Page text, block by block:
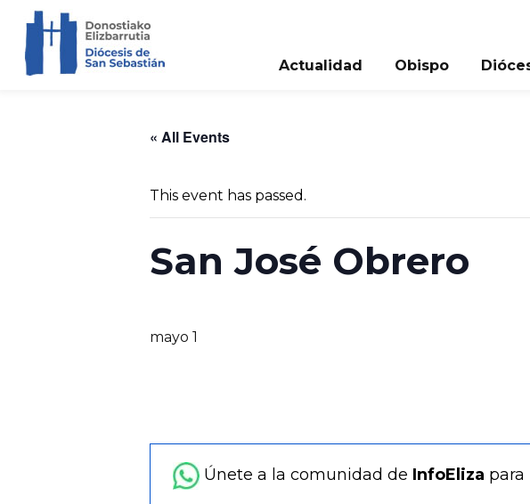
Actualidad Obispo
« All Events
This event has passed.
San José Obrero
mayo 1
Únete a la comunidad de InfoEliza para